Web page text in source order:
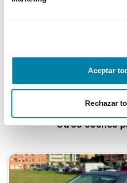
Aceptar
Rechazar
* La información de Equipamiento puede no
Para cualquier duda, contacta con nuestro
Otros coches